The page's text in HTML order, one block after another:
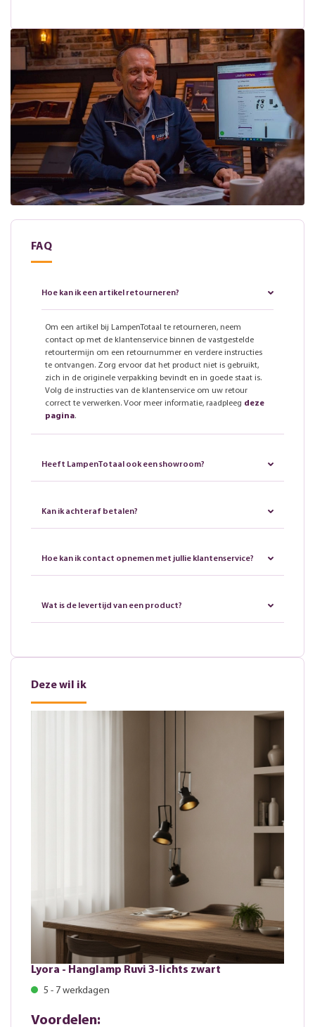
FAQ
Hoe kan ik een artikel retourneren?
Om een artikel bij LampenTotaal te retourneren, neem
contact op met de klantenservice binnen de vastgestelde
retourtermijn om een retournummer en verdere instructies
te ontvangen. Zorg ervoor dat het product niet is gebruikt,
zich in de originele verpakking bevindt en in goede staat is.
Volg de instructies van de klantenservice om uw retour
correct te verwerken. Voor meer informatie, raadpleeg deze
pagina.
Heeft LampenTotaal ook een showroom?
Kan ik achteraf betalen?
Hoe kan ik contact opnemen met jullie klantenservice?
Wat is de levertijd van een product?
Deze wil ik
Lyora - Hanglamp Ruvi 3-lichts zwart
5 - 7 werkdagen
Voordelen: